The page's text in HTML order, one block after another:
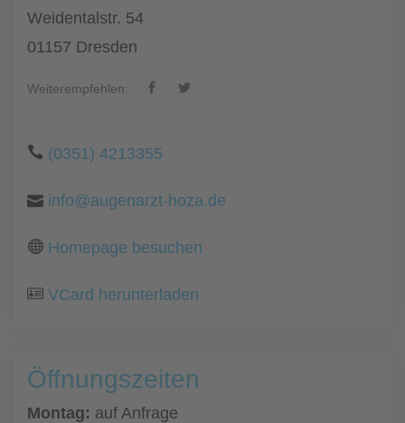
Weidentalstr. 54
01157 Dresden
Weiterempfehlen:
(0351) 4213355
info@augenarzt-hoza.de
Homepage besuchen
VCard herunterladen
Öffnungszeiten
Montag: auf Anfrage